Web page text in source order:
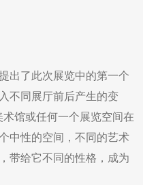
出了此次展览中的第一个
不同展厅前后产生的变
馆或任何一个展览空间在
中性的空间，不同的艺术
带给它不同的性格，成为